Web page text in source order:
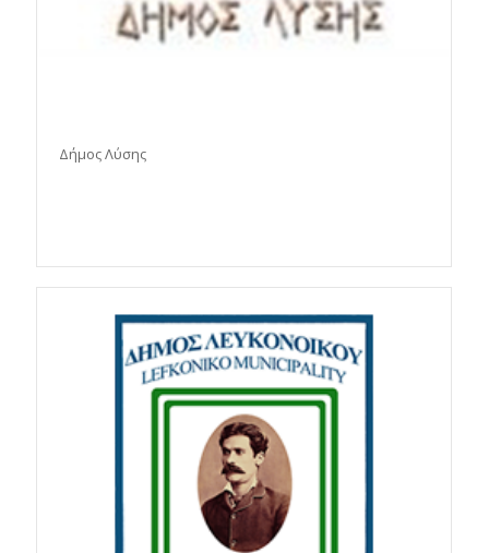
Δήμος Λύσης